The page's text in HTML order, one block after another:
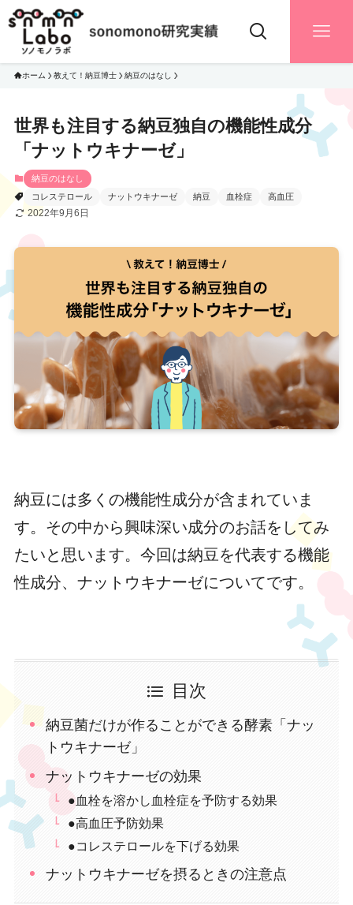
ホーム 教えて！納豆博士 納豆のはなし
世界も注目する納豆独自の機能性成分
「ナットウキナーゼ」
納豆のはなし
コレステロール
ナットウキナーゼ 納豆 血栓症 高血圧
2022年9月6日
納豆には多くの機能性成分が含まれていま
す。その中から興味深い成分のお話をしてみ
たいと思います。今回は納豆を代表する機能
性成分、ナットウキナーゼについてです。
目次
納豆菌だけが作ることができる酵素「ナッ
トウキナーゼ」
ナットウキナーゼの効果
●血栓を溶かし血栓症を予防する効果
●高血圧予防効果
●コレステロールを下げる効果
ナットウキナーゼを摂るときの注意点